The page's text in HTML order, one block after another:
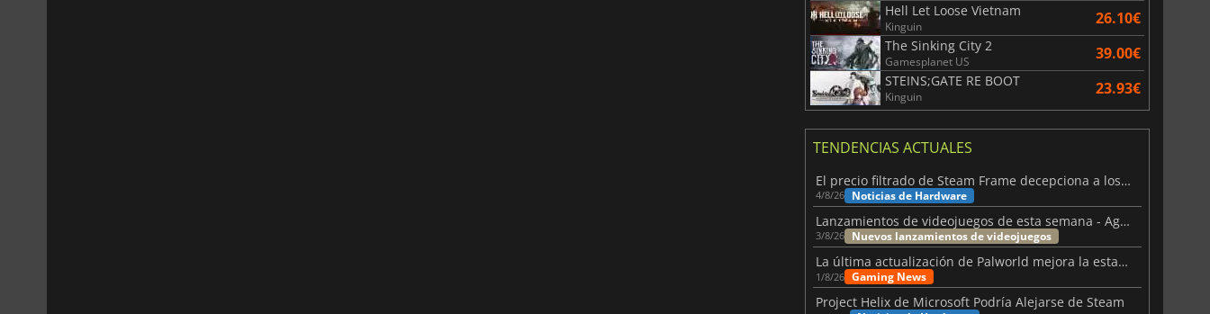
Hell Let Loose Vietnam
Kinguin 26.10€
The Sinking City 2
Gamesplanet US 39.00€
STEINS;GATE RE BOOT
Kinguin 23.93€
TENDENCIAS ACTUALES
El precio filtrado de Steam Frame decepciona a los usuarios
4/8/26 Noticias de Hardware
Lanzamientos de videojuegos de esta semana - Agosto de 2026 (semana 32)
3/8/26 Nuevos lanzamientos de videojuegos
La última actualización de Palworld mejora la estabilidad
1/8/26 Gaming News
Project Helix de Microsoft Podría Alejarse de Steam